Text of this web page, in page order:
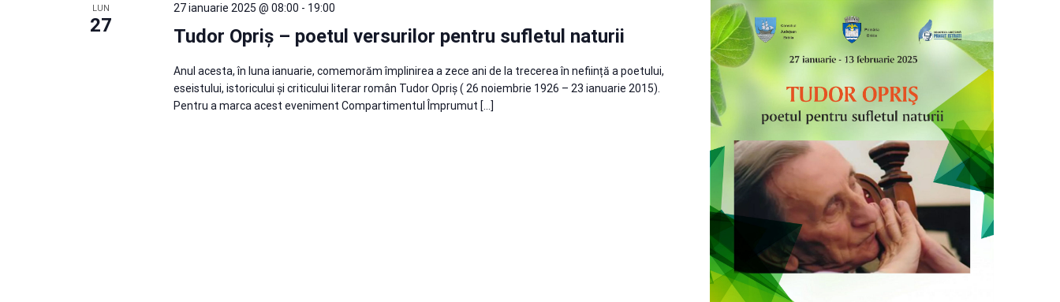
LUN
27 Tudor Opriș – poetul versurilor pentru sufletul naturii
27 ianuarie 2025 @ 08:00 - 19:00
Anul acesta, în luna ianuarie, comemorăm împlinirea a zece ani de la trecerea în neființă a poetului,
eseistului, istoricului și criticului literar român Tudor Opriș ( 26 noiembrie 1926 – 23 ianuarie 2015).
Pentru a marca acest eveniment Compartimentul Împrumut […]